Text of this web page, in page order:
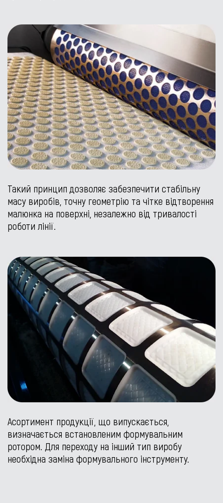
Такий принцип дозволяє забезпечити стабільну
масу виробів, точну геометрію та чітке відтворення
малюнка на поверхні, незалежно від тривалості
роботи лінії.
Асортимент продукції, що випускається,
визначається встановленим формувальним
ротором. Для переходу на інший тип виробу
необхідна заміна формувального інструменту.